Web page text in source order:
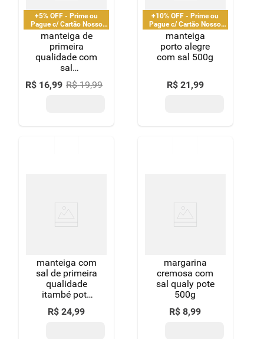
+5% OFF - Prime ou
Pague c/ Cartão Nosso
Pay
manteiga de
primeira
qualidade com
sal
supernosso
500g
R$ 16,99 R$ 19,99
+10% OFF - Prime ou
Pague c/ Cartão Nosso
Pay
manteiga
porto alegre
com sal 500g
R$ 21,99
manteiga com
sal de primeira
qualidade
itambé pote
500g
R$ 24,99
margarina
cremosa com
sal qualy pote
500g
R$ 8,99
9º macarrão
chocolate